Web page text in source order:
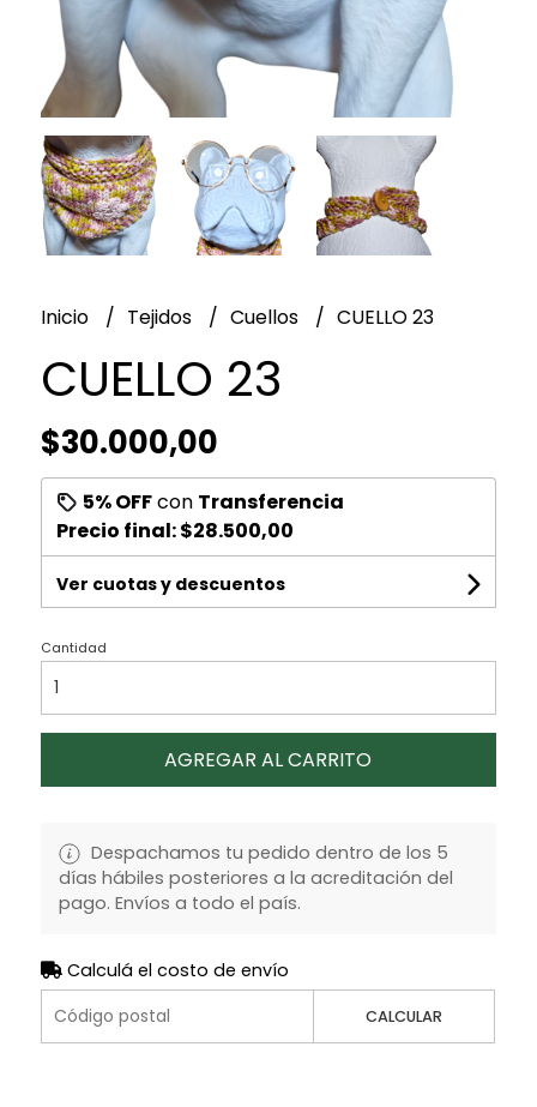
Inicio Tejidos Cuellos CUELLO 23
CUELLO 23
$30.000,00
5% OFFcon Transferencia
Precio final:$28.500,00
Ver cuotas y descuentos
Cantidad
AGREGAR AL CARRITO
Despachamos tu pedido dentro de los 5
días hábiles posteriores a la acreditación del
pago. Envíos a todo el país.
Calculá el costo de envío
CALCULAR